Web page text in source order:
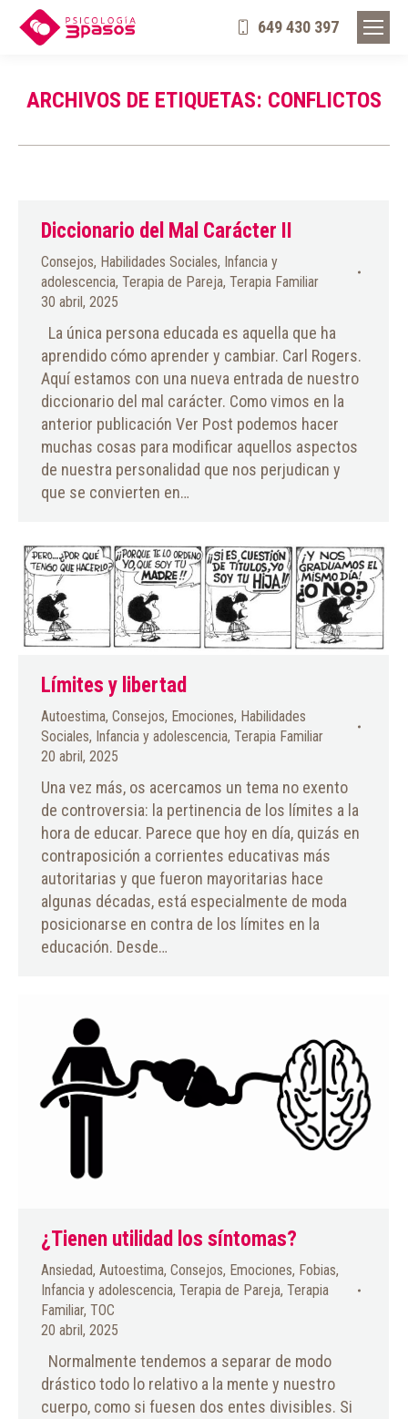
649 430 397
ARCHIVOS DE ETIQUETAS: CONFLICTOS
Diccionario del Mal Carácter II
Consejos, Habilidades Sociales, Infancia y
adolescencia, Terapia de Pareja, Terapia Familiar
30 abril, 2025
La única persona educada es aquella que ha
aprendido cómo aprender y cambiar. Carl Rogers.
Aquí estamos con una nueva entrada de nuestro
diccionario del mal carácter. Como vimos en la
anterior publicación Ver Post podemos hacer
muchas cosas para modificar aquellos aspectos
de nuestra personalidad que nos perjudican y
que se convierten en…
Límites y libertad
Autoestima, Consejos, Emociones, Habilidades
Sociales, Infancia y adolescencia, Terapia Familiar
20 abril, 2025
Una vez más, os acercamos un tema no exento
de controversia: la pertinencia de los límites a la
hora de educar. Parece que hoy en día, quizás en
contraposición a corrientes educativas más
autoritarias y que fueron mayoritarias hace
algunas décadas, está especialmente de moda
posicionarse en contra de los límites en la
educación. Desde…
¿Tienen utilidad los síntomas?
Ansiedad, Autoestima, Consejos, Emociones, Fobias,
Infancia y adolescencia, Terapia de Pareja, Terapia
Familiar, TOC
20 abril, 2025
Normalmente tendemos a separar de modo
drástico todo lo relativo a la mente y nuestro
cuerpo, como si fuesen dos entes divisibles. Si